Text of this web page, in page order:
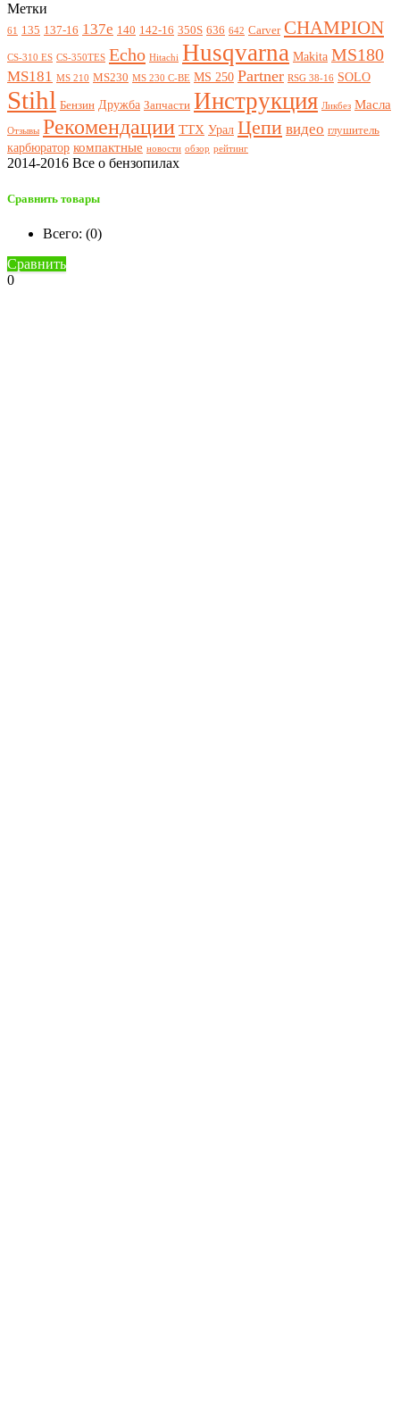
Метки
61 135 137-16 137e 140 142-16 350S 636 642 Carver CHAMPION
CS-310 ES CS-350TES Echo Hitachi Husqvarna Makita MS180
MS181 MS 210 MS230 MS 230 C-BE MS 250 Partner RSG 38-16 SOLO
Stihl Бензин Дружба Запчасти Инструкция Ликбез Масла
Отзывы Рекомендации ТТХ Урал Цепи видео глушитель
карбюратор компактные новости обзор рейтинг
2014-2016 Все о бензопилах
Сравнить товары
Всего: (0)
Сравнить
0